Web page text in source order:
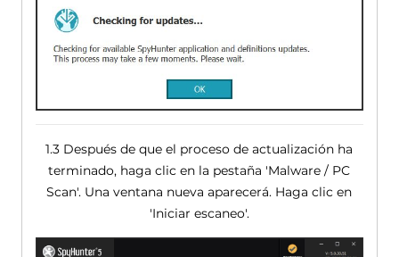
1.3 Después de que el proceso de actualización ha
terminado, haga clic en la pestaña 'Malware / PC
Scan'. Una ventana nueva aparecerá. Haga clic en
'Iniciar escaneo'.